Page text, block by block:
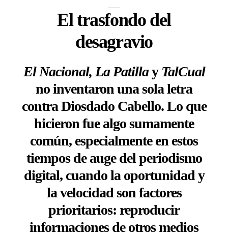
El trasfondo del
desagravio
El Nacional, La Patillay TalCual
no inventaron una sola letra
contra Diosdado Cabello. Lo que
hicieron fue algo sumamente
común, especialmente en estos
tiempos de auge del periodismo
digital, cuando la oportunidad y
la velocidad son factores
prioritarios: reproducir
informaciones de otros medios